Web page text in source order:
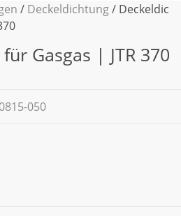
/ Deckeldichtung/ Deckeldic
Gasgas | JTR 370
050